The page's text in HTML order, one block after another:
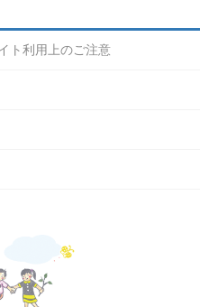
ト利用上のご注意